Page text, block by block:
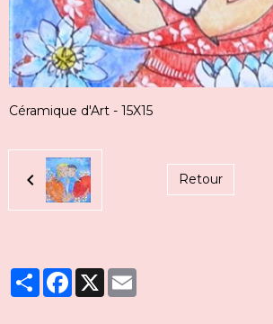
Céramique d'Art - 15X15
Retour
PartagerFacebook
X